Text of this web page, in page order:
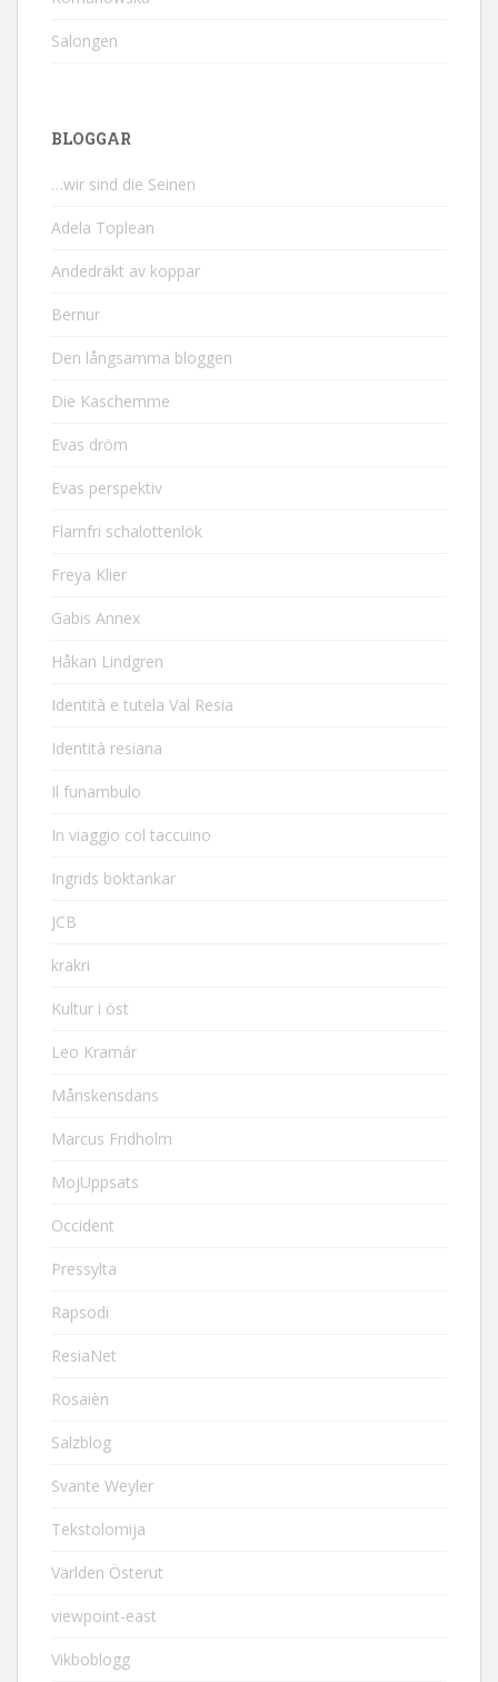
Salongen
BLOGGAR
…wir sind die Seinen
Adela Toplean
Andedräkt av koppar
Bernur
Den långsamma bloggen
Die Kaschemme
Evas dröm
Evas perspektiv
Flarnfri schalottenlök
Freya Klier
Gabis Annex
Håkan Lindgren
Identità e tutela Val Resia
Identità resiana
Il funambulo
In viaggio col taccuino
Ingrids boktankar
JCB
krakri
Kultur i öst
Leo Kramár
Månskensdans
Marcus Fridholm
MojUppsats
Occident
Pressylta
Rapsodi
ResiaNet
Rosaièn
Salzblog
Svante Weyler
Tekstolomija
Världen Österut
viewpoint-east
Vikboblogg